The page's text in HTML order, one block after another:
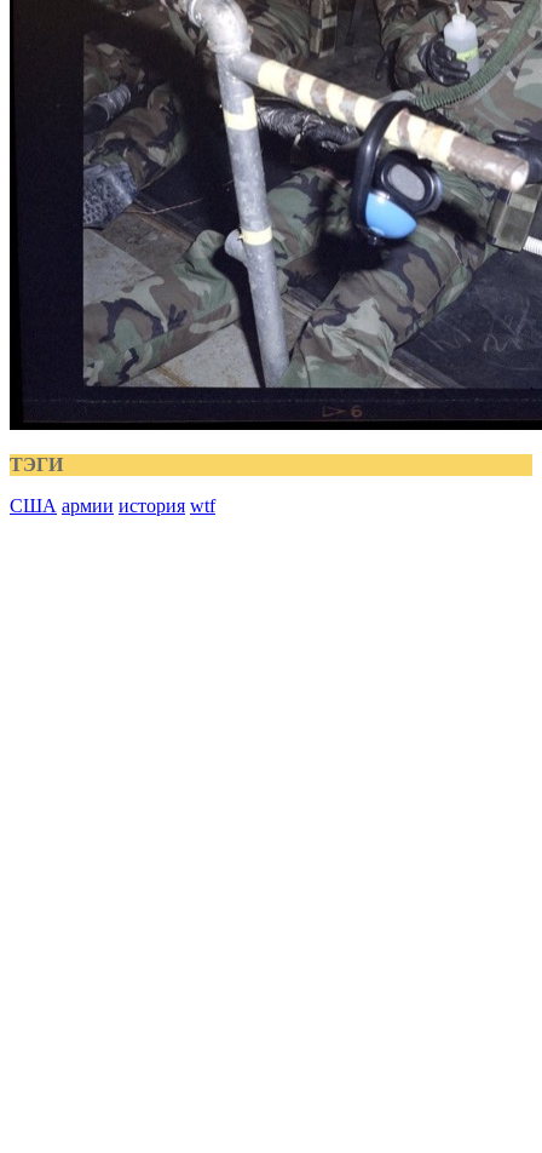
ТЭГИ
США армии история wtf